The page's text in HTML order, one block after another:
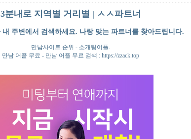
3분내로 지역별 거리별 | ㅅㅅ파트너
내 주변에서 검색하세요. 나랑 맞는 파트너를 찾아드립니다.
만남사이트 순위 - 소개팅어플.
만남 어플 무료 - 만남 어플 무료 검색 : https://zzack.top